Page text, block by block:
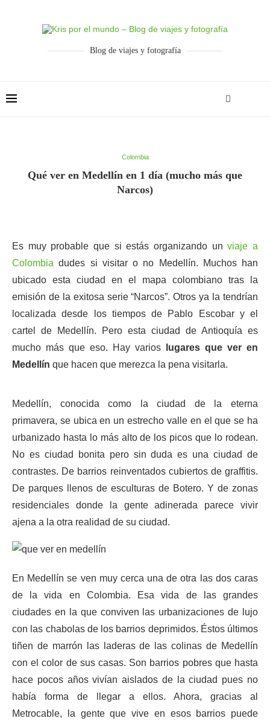
Blog de viajes y fotografía
Colombia
Qué ver en Medellín en 1 día (mucho más que
Narcos)
Es muy probable que si estás organizando unviaje a
Colombia dudes si visitar o no Medellín. Muchos han
ubicado esta ciudad en el mapa colombiano tras la
emisión de la exitosa serie “Narcos”. Otros ya la tendrían
localizada desde los tiempos de Pablo Escobar y el
cartel de Medellín. Pero esta ciudad de Antioquía es
mucho más que eso. Hay varios
lugares que ver en
Medellín que hacen que merezca la pena visitarla.
Medellín, conocida como la ciudad de la eterna
primavera, se ubica en un estrecho valle en el que se ha
urbanizado hasta lo más alto de los picos que lo rodean.
No es ciudad bonita pero sin duda es una ciudad de
contrastes. De barrios reinventados cubiertos de graffitis.
De parques llenos de esculturas de Botero. Y de zonas
residenciales donde la gente adinerada parece vivir
ajena a la otra realidad de su ciudad.
En Medellín se ven muy cerca una de otra las dos caras
de la vida en Colombia. Esa vida de las grandes
ciudades en la que conviven las urbanizaciones de lujo
con las chabolas de los barrios deprimidos. Éstos últimos
tiñen de marrón las laderas de las colinas de Medellín
con el color de sus casas. Son barrios pobres que hasta
hace pocos años vivían aislados de la ciudad pues no
había forma de llegar a ellos. Ahora, gracias al
Metrocable, la gente que vive en esos barrios puede